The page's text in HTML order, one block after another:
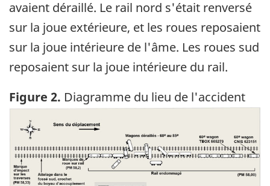
avaient déraillé. Le rail nord s'était renversé
sur la joue extérieure, et les roues reposaient
sur la joue intérieure de l'âme. Les roues sud
reposaient sur la joue intérieure du rail.
Figure 2. Diagramme du lieu de l'accident
Image